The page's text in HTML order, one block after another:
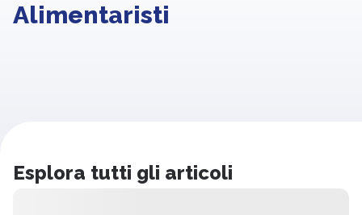
Alimentaristi
Esplora tutti gli articoli